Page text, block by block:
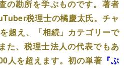
の勘所を学ぶものです。著者
税理士の橘慶太氏。チャ
超え、「相続」カテゴリーで
た、税理士法人の代表でもあ
人を超えます。初の単著 『ぶ